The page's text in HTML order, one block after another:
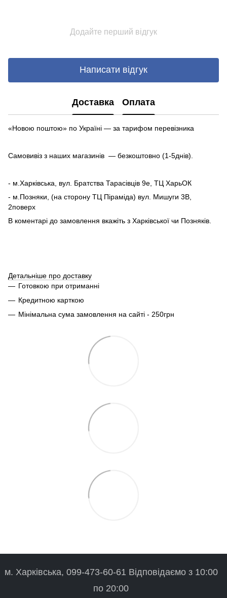
Додайте перший відгук
Написати відгук
Доставка Оплата
«Новою поштою» по Україні — за тарифом перевізника
Самовивіз з наших магазинів — безкоштовно (1-5днів).
- м.Харківська, вул. Братства Тарасівців 9е, ТЦ ХарьОК
- м.Позняки, (на сторону ТЦ Піраміда) вул. Мишуги 3В,
2поверх
В коментарі до замовлення вкажіть з Харківської чи Позняків.
Детальніше про доставку
Готовкою при отриманні
Кредитною карткою
Мінімальна сума замовлення на сайті - 250грн
м. Харківська, 099-473-60-61 Відповідаємо з 10:00
по 20:00